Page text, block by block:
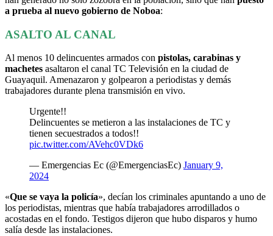
a prueba al nuevo gobierno de Noboa:
ASALTO AL CANAL
Al menos 10 delincuentes armados con pistolas, carabinas y
machetes asaltaron el canal TC Televisión en la ciudad de
Guayaquil. Amenazaron y golpearon a periodistas y demás
trabajadores durante plena transmisión en vivo.
Urgente!!
Delincuentes se metieron a las instalaciones de TC y
tienen secuestrados a todos!!
pic.twitter.com/AVehc0VDk6
— Emergencias Ec (@EmergenciasEc) January 9,
2024
«Que se vaya la policía», decían los criminales apuntando a uno de
los periodistas, mientras que había trabajadores arrodillados o
acostadas en el fondo. Testigos dijeron que hubo disparos y humo
salía desde las instalaciones.